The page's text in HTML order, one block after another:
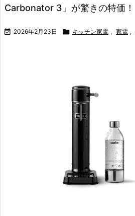
Carbonator 3」が驚きの特価！
 2026年2月23日  キッチン家電 , 家電 ,